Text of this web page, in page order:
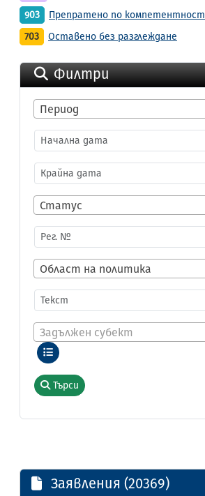
903
Препратено по компетентност
703
Оставено без разглеждане
Филтри
Период
Статус
Област на политика
Задължен субект
Търси
Заявления (20369)